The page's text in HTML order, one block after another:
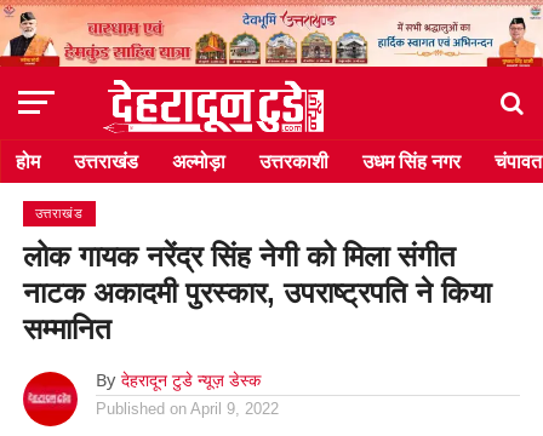
होम उत्तराखंड अल्मोड़ा उत्तरकाशी उधम सिंह नगर चंपावत
उत्तराखंड
लोक गायक नरेंद्र सिंह नेगी को मिला संगीत
नाटक अकादमी पुरस्कार, उपराष्ट्रपति ने किया
सम्मानित
By देहरादून टुडे न्यूज़ डेस्क
Published on April 9, 2022